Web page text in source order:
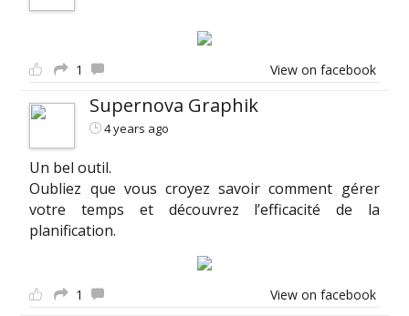
1 View on facebook
Supernova Graphik
4 years ago
Un bel outil.
Oubliez que vous croyez savoir comment gérer
votre temps et découvrez l’efficacité de la
planification.
1 View on facebook